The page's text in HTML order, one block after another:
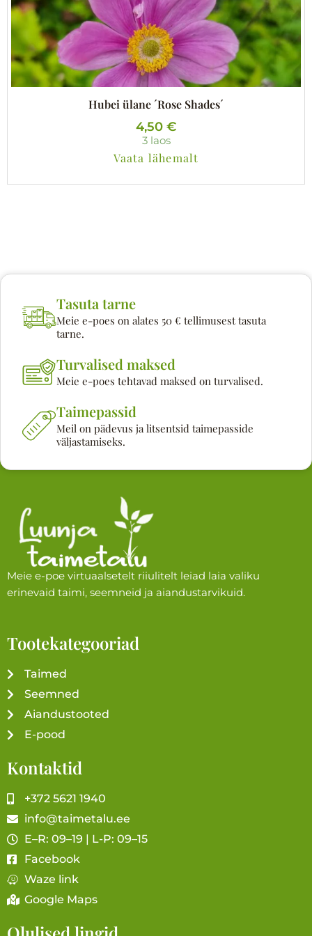
Hubei ülane ´Rose Shades´
4,50 €
3 laos
Vaata lähemalt
Tasuta tarne
Meie e-poes on alates 50 € tellimusest tasuta
tarne.
Turvalised maksed
Meie e-poes tehtavad maksed on turvalised.
Taimepassid
Meil on pädevus ja litsentsid taimepasside
väljastamiseks.
Meie e-poe virtuaalsetelt riiulitelt leiad laia valiku
erinevaid taimi, seemneid ja aiandustarvikuid.
Tootekategooriad
Taimed
Seemned
Aiandustooted
E-pood
Kontaktid
+372 5621 1940
info@taimetalu.ee
E–R: 09–19 | L-P: 09–15
Facebook
Waze link
Google Maps